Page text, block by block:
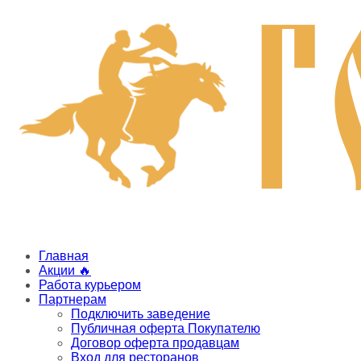
Главная
Акции 🔥
Работа курьером
Партнерам
Подключить заведение
Публичная оферта Покупателю
Договор оферта продавцам
Вход для ресторанов